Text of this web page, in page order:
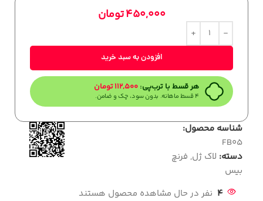
450,000تومان
افزودن به سبد خرید
هر قسط با ترب‌پی: 112,500تومان
۴ قسط ماهانه. بدون سود، چک و ضامن.
شناسه محصول:
FB05
دسته: لاک ژل, فرنچ
بیس
4 نفر در حال مشاهده محصول هستند